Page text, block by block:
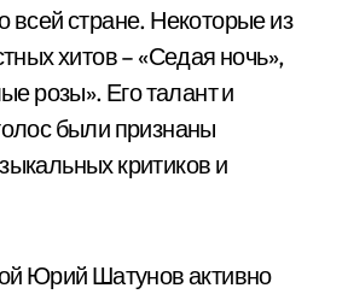
всей стране. Некоторые из
хитов – «Седая ночь»,
розы». Его талант и
были признаны
критиков и
Юрий Шатунов активно